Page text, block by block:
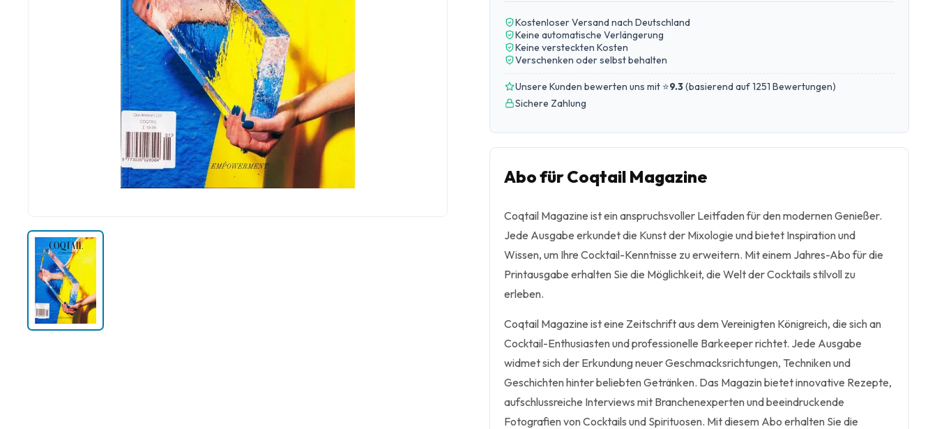
Kostenloser Versand nach Deutschland
Keine automatische Verlängerung
Keine versteckten Kosten
Verschenken oder selbst behalten
Unsere Kunden bewerten uns mit ⭐9.3(basierend auf 1251 Bewertungen)
Sichere Zahlung
Abo für Coqtail Magazine
Coqtail Magazine ist ein anspruchsvoller Leitfaden für den modernen Genießer.
Jede Ausgabe erkundet die Kunst der Mixologie und bietet Inspiration und
Wissen, um Ihre Cocktail-Kenntnisse zu erweitern. Mit einem Jahres-Abo für die
Printausgabe erhalten Sie die Möglichkeit, die Welt der Cocktails stilvoll zu
erleben.
Coqtail Magazine ist eine Zeitschrift aus dem Vereinigten Königreich, die sich an
Cocktail-Enthusiasten und professionelle Barkeeper richtet. Jede Ausgabe
widmet sich der Erkundung neuer Geschmacksrichtungen, Techniken und
Geschichten hinter beliebten Getränken. Das Magazin bietet innovative Rezepte,
aufschlussreiche Interviews mit Branchenexperten und beeindruckende
Fotografien von Cocktails und Spirituosen. Mit diesem Abo erhalten Sie die